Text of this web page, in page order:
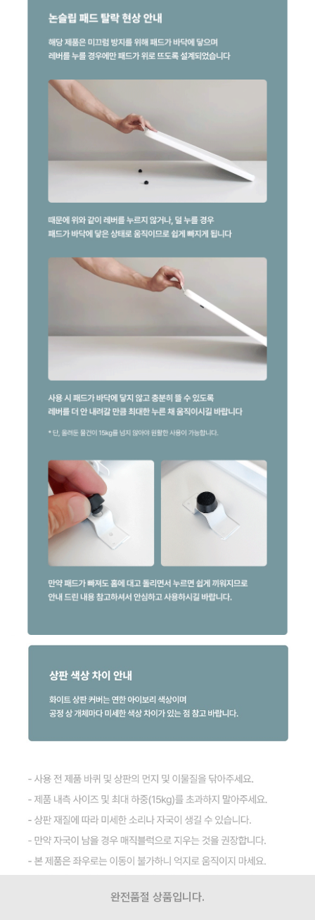
완전품절 상품입니다.